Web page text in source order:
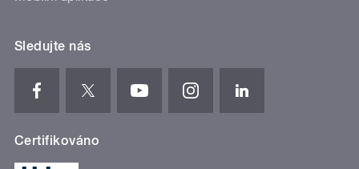
Sledujte nás
Certifikováno